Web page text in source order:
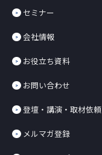
セミナー
会社情報
お役立ち資料
お問い合わせ
登壇・講演・取材依頼
メルマガ登録